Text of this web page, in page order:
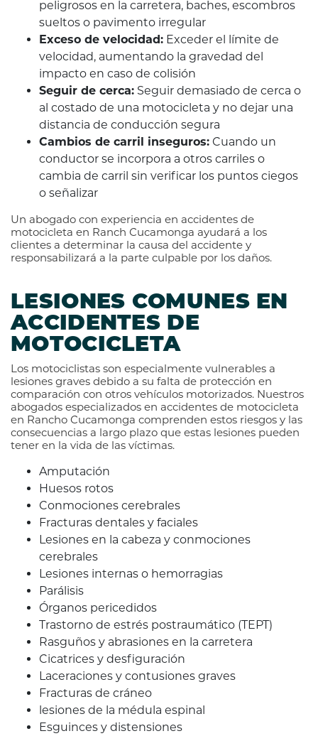
peligrosos en la carretera, baches, escombros
sueltos o pavimento irregular
Exceso de velocidad: Exceder el límite de
velocidad, aumentando la gravedad del
impacto en caso de colisión
Seguir de cerca: Seguir demasiado de cerca o
al costado de una motocicleta y no dejar una
distancia de conducción segura
Cambios de carril inseguros: Cuando un
conductor se incorpora a otros carriles o
cambia de carril sin verificar los puntos ciegos
o señalizar
Un abogado con experiencia en accidentes de
motocicleta en Ranch Cucamonga ayudará a los
clientes a determinar la causa del accidente y
responsabilizará a la parte culpable por los daños.
LESIONES COMUNES EN
ACCIDENTES DE
MOTOCICLETA
Los motociclistas son especialmente vulnerables a
lesiones graves debido a su falta de protección en
comparación con otros vehículos motorizados. Nuestros
abogados especializados en accidentes de motocicleta
en Rancho Cucamonga comprenden estos riesgos y las
consecuencias a largo plazo que estas lesiones pueden
tener en la vida de las víctimas.
Amputación
Huesos rotos
Conmociones cerebrales
Fracturas dentales y faciales
Lesiones en la cabeza y conmociones
cerebrales
Lesiones internas o hemorragias
Parálisis
Órganos pericedidos
Trastorno de estrés postraumático (TEPT)
Rasguños y abrasiones en la carretera
Cicatrices y desfiguración
Laceraciones y contusiones graves
Fracturas de cráneo
lesiones de la médula espinal
Esguinces y distensiones